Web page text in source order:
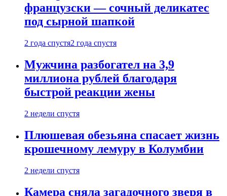
французски — сочный деликатес
под сырной шапкой
2 года спустя2 года спустя
Мужчина разбогател на 3,9
миллиона рублей благодаря
быстрой реакции жены
2 недели спустя
Плюшевая обезьяна спасает жизнь
крошечному лемуру в Колумбии
2 недели спустя
Камера сняла загадочного зверя в